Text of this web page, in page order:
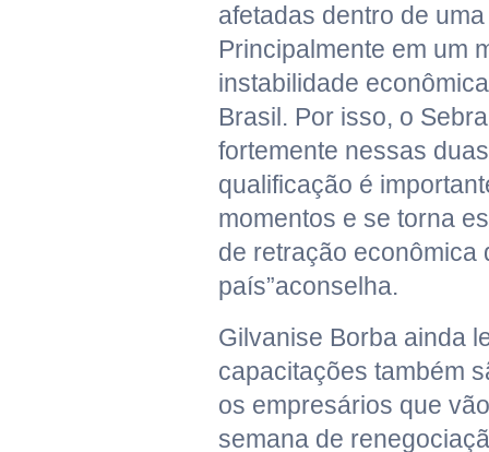
afetadas dentro de
Principalmente em um
instabilidade
Brasil. Por isso, o
fortemente nessas
qualificação é
momentos e se torna
de retração econômica
país”aconselha.
Gilvanise Borba ainda
capacitações também
os empresários que
semana de